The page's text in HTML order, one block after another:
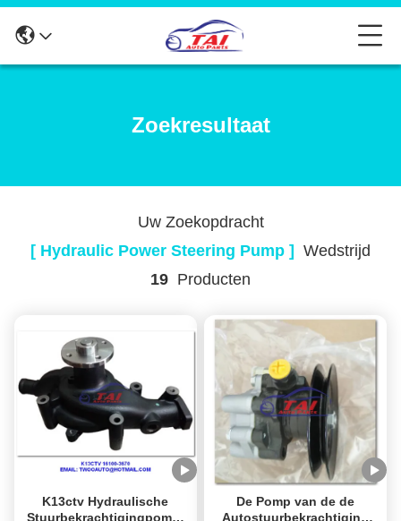
Zoekresultaat
Uw Zoekopdracht
[ Hydraulic Power Steering Pump ]
Wedstrijd
19 Producten
K13ctv Hydraulische
Stuurbekrachtigingpomp,
De Pomp van de de
Autostuurbekrachtiging